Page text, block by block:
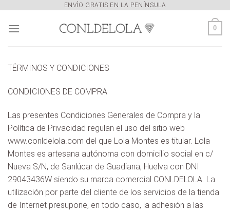
content
ENVÍO GRATIS EN LA PENÍNSULA
0
TÉRMINOS Y CONDICIONES
CONDICIONES DE COMPRA
Las presentes Condiciones Generales de Compra y la
Política de Privacidad regulan el uso del sitio web
www.conldelola.com del que Lola Montes es titular. Lola
Montes es artesana autónoma con domicilio social en c/
Nueva S/N, de Sanlúcar de Guadiana, Huelva con DNI
29043436W siendo su marca comercial CONLDELOLA. La
utilización por parte del cliente de los servicios de la tienda
de Internet presupone, en todo caso, la adhesión a las